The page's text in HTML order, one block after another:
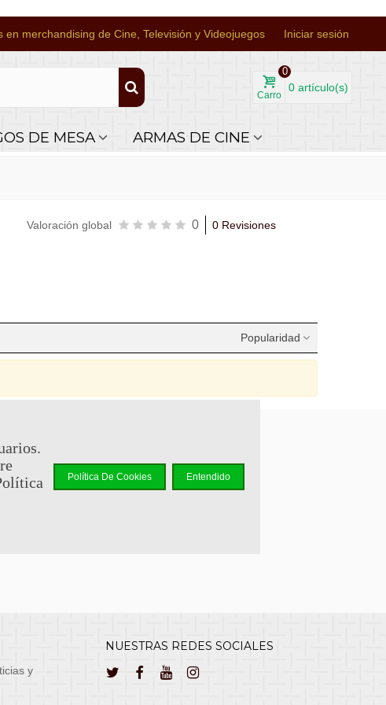
merchandising de Cine, Televisión y Videojuegos Iniciar sesión
Carro
0
0 artículo(s)
DE MESA ARMAS DE CINE
Valoración global 0 0 Revisiones
Popularidad
+34 644 110 737
y
NUESTRAS REDES SOCIALES
Política De Cookies Entendido